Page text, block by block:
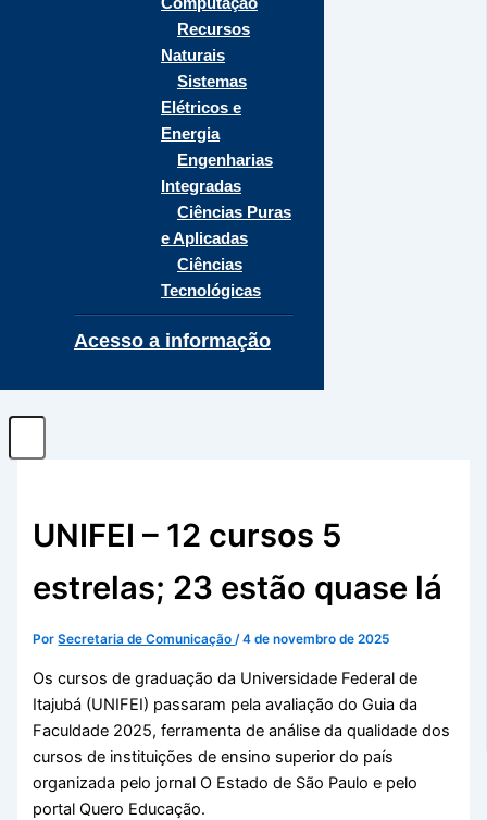
Recursos
Naturais
Sistemas
Elétricos e
Energia
Engenharias
Integradas
Ciências Puras
e Aplicadas
Ciências
Tecnológicas
Acesso a informação
UNIFEI – 12 cursos 5
estrelas; 23 estão quase lá
PorSecretaria de Comunicação/4 de novembro de 2025
Os cursos de graduação da Universidade Federal de
Itajubá (UNIFEI) passaram pela avaliação do Guia da
Faculdade 2025, ferramenta de análise da qualidade dos
cursos de instituições de ensino superior do país
organizada pelo jornal O Estado de São Paulo e pelo
portal Quero Educação.